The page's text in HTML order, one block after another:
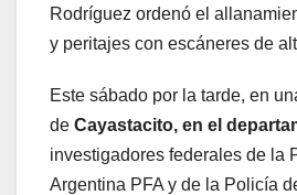
Rodríguez ordenó el
y peritajes con escáneres de
Este sábado por la tarde, en
de Cayastacito, en el
investigadores federales de la
Argentina PFA y de la Policía